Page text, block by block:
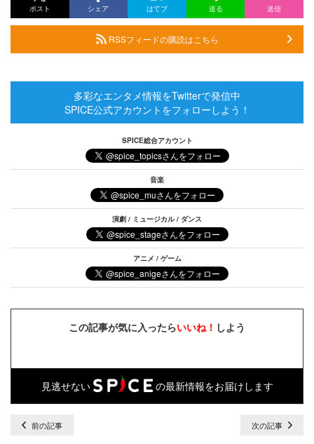
ポスト シェア はてブ 送る 送信
RSSフィードの購読はこちら
多彩なエンタメ情報をTwitterで発信中
SPICE公式アカウントをフォローしよう！
SPICE総合アカウント
音楽
演劇 / ミュージカル / ダンス
アニメ / ゲーム
この記事が気に入ったらいいね！ しよう
見逃せない の最新情報をお届けします
前の記事 次の記事